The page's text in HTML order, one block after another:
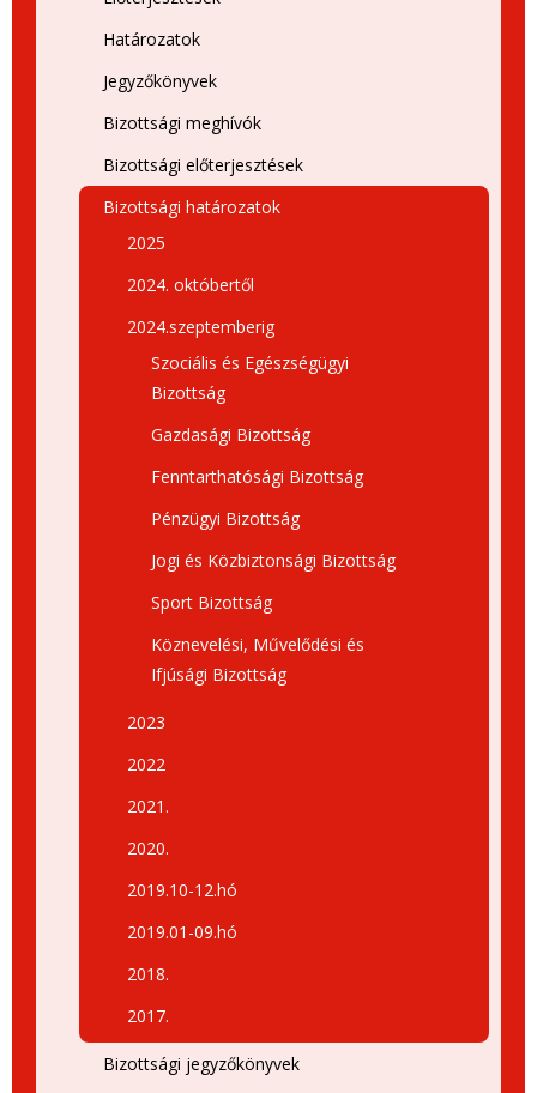
Határozatok
Jegyzőkönyvek
Bizottsági meghívók
Bizottsági előterjesztések
Bizottsági határozatok
2025
2024. októbertől
2024.szeptemberig
Szociális és Egészségügyi
Bizottság
Gazdasági Bizottság
Fenntarthatósági Bizottság
Pénzügyi Bizottság
Jogi és Közbiztonsági Bizottság
Sport Bizottság
Köznevelési, Művelődési és
Ifjúsági Bizottság
2023
2022
2021.
2020.
2019.10-12.hó
2019.01-09.hó
2018.
2017.
Bizottsági jegyzőkönyvek